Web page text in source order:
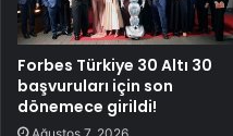
Forbes Türkiye 30 Altı 30
başvuruları için son
dönemece girildi!